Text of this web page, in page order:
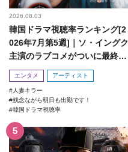
2026.08.03
韓国ドラマ視聴率ランキング[2
026年7月第5週]｜ソ・イングク
主演のラブコメがついに最終
回！
エンタメ アーティスト
人妻キラー
残念ながら明日も出勤です！
韓国ドラマ視聴率